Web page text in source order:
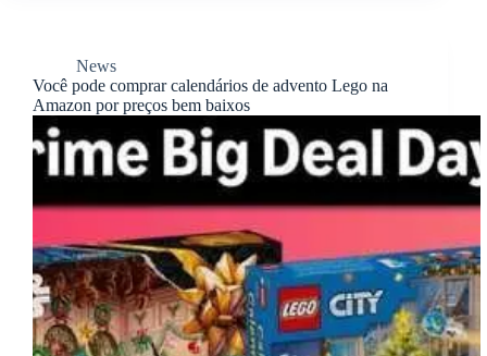
News
Você pode comprar calendários de advento Lego na
Amazon por preços bem baixos